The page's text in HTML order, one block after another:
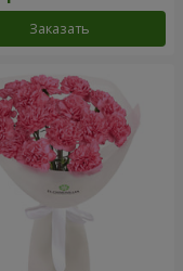
Заказать